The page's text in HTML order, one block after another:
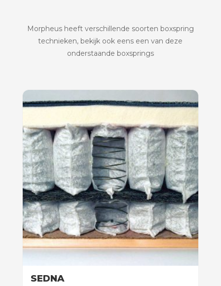
Morpheus heeft verschillende soorten boxspring
technieken, bekijk ook eens een van deze
onderstaande boxsprings
SEDNA